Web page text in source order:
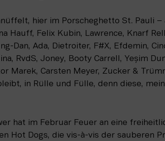
hier im Porscheghetto St. Pauli
Hauff, Felix Kubin, Lawrence, Knarf
Dan, Ada, Dietroiter, F#X, Efdemin,
RvdS, Joney, Booty Carrell, Yeşim
Marek, Carsten Meyer, Zucker &
in Rülle und Fülle, denn diese,
hat im Februar Feuer an eine
Hot Dogs, die vis-à-vis der sauberen